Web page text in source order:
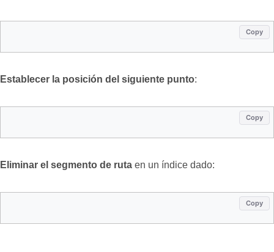
Copy
Establecer la posición del siguiente punto:
Copy
Eliminar el segmento de ruta en un índice dado:
Copy